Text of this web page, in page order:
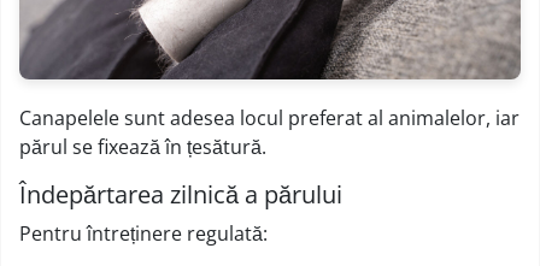
Canapelele sunt adesea locul preferat al animalelor, iar
părul se fixează în țesătură.
Îndepărtarea zilnică a părului
Pentru întreținere regulată: